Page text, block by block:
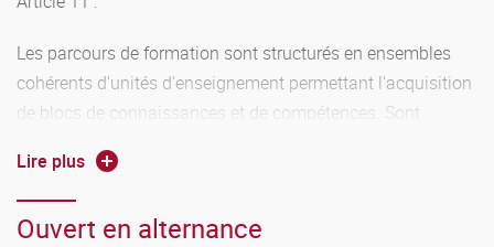
Les parcours de formation sont structurés en ensembles
cohérents d'unités d'enseignement permettant l'acquisition
de blocs de connaissances et de compétences. Sont
adaptées qui prennent en compte leurs acquis antérieurs et
leur projet personnel et professionnel.
Les blocs de connaissances et de compétences de même
Lire plus
Ouvert en alternance